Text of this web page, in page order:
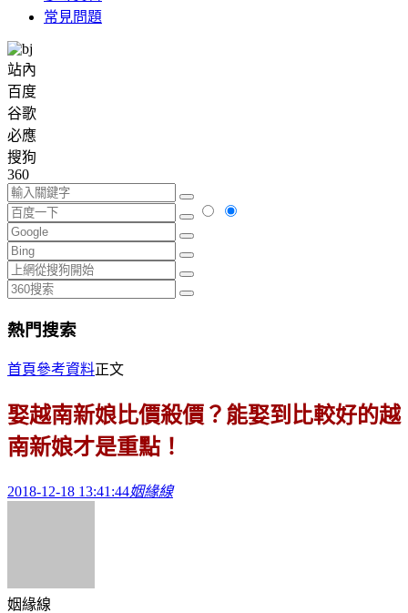
常見問題
站內
百度
谷歌
必應
搜狗
360
熱門搜索
首頁參考資料正文
娶越南新娘比價殺價？能娶到比較好的越
南新娘才是重點！
2018-12-18 13:41:44姻緣線
姻緣線